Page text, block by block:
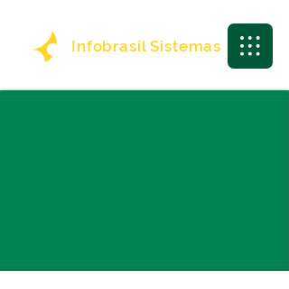
Infobrasil Sistemas